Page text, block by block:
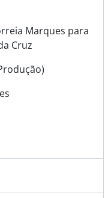
Marques para
Cruz